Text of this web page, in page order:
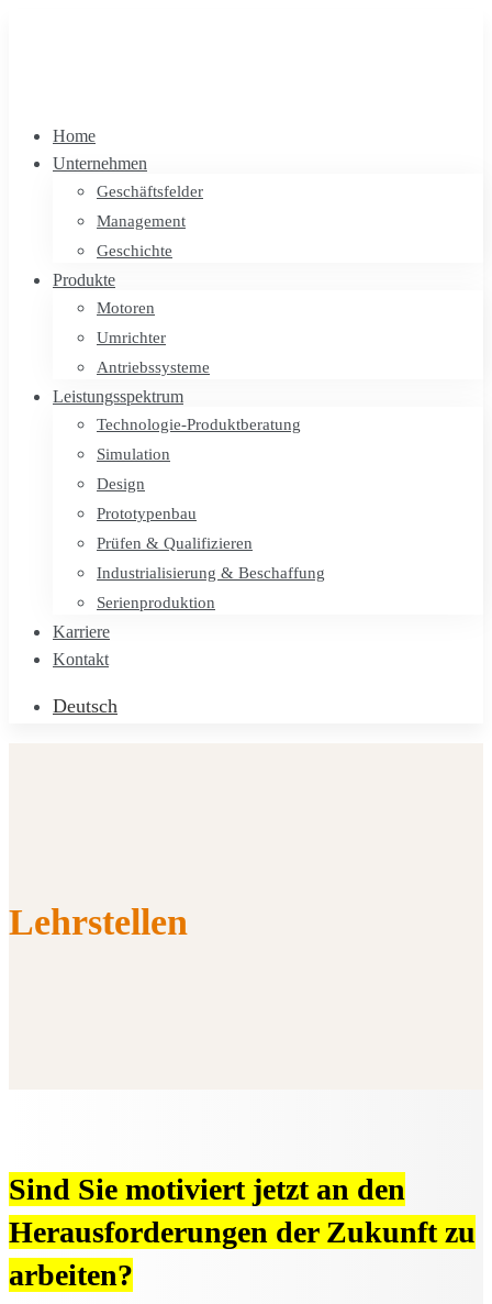
Home
Unternehmen
Geschäftsfelder
Management
Geschichte
Produkte
Motoren
Umrichter
Antriebssysteme
Leistungsspektrum
Technologie-Produktberatung
Simulation
Design
Prototypenbau
Prüfen & Qualifizieren
Industrialisierung & Beschaffung
Serienproduktion
Karriere
Kontakt
Deutsch
Lehrstellen
Sind Sie motiviert jetzt an den
Herausforderungen der Zukunft zu
arbeiten?